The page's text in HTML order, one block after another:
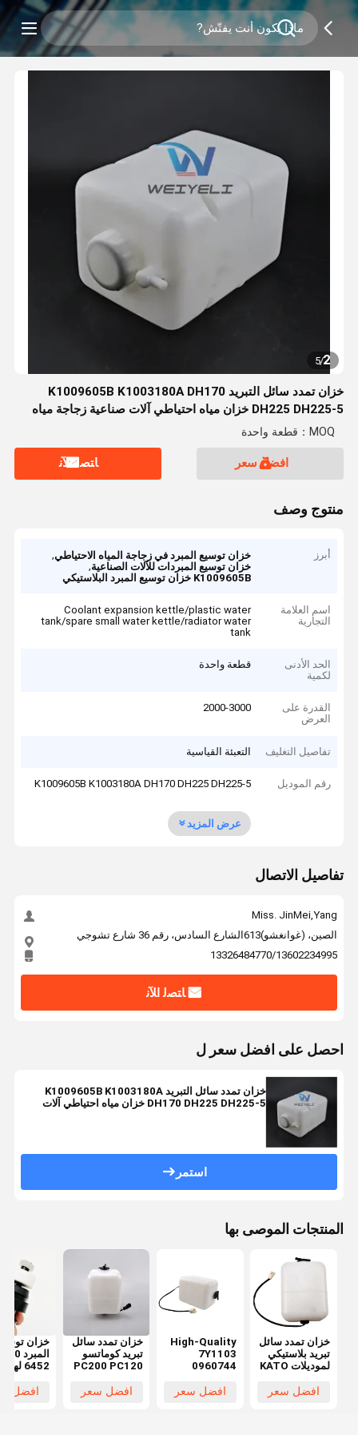
2
/
5
خزان تمدد سائل التبريد K1009605B K1003180A DH170
DH225 DH225-5 خزان مياه احتياطي آلات صناعية زجاجة مياه
احتياطية بلاستيكية
MOQ：قطعة واحدة
افضل سعر ﺎﺘﺼﻟ ﺍﻶﻧ
منتوج وصف
أبرز خزان توسيع المبرد في زجاجة المياه الاحتياطي,
خزان توسيع المبردات للآلات الصناعية,
K1009605B خزان توسيع المبرد البلاستيكي
اسم العلامة
التجارية
Coolant expansion kettle/plastic water
tank/spare small water kettle/radiator water
tank
الحد الأدنى
لكمية
قطعة واحدة
القدرة على
العرض
2000-3000
تفاصيل التغليف التعبئة القياسية
رقم الموديل K1009605B K1003180A DH170 DH225 DH225-5
عرض المزيد
تفاصيل الاتصال
Miss. JinMei,Yang
الصين، (غوانغشو)613الشارع السادس، رقم 36 شارع تشوجي
13326484770/13602234995
ﺎﺘﺼﻟ ﺍﻶﻧ
احصل على افضل سعر ل
خزان تمدد سائل التبريد K1009605B K1003180A
DH170 DH225 DH225-5 خزان مياه احتياطي آلات
استمر
المنتجات الموصى بها
خزان تمدد سائل
تبريد بلاستيكي
لموديلات KATO
HD250 HD450
HD512 HD513
افضل سعر
High-Quality
7Y1103
0960744
Expansion
افضل سعر
خزان تمدد سائل
تبريد كوماتسو
PC200 PC120
06-15240
افضل سعر
خزان
6452
ZAX450
افضل